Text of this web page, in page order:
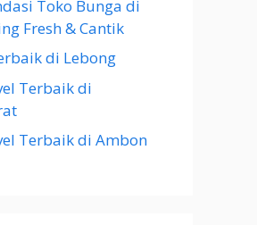
Toko Bunga di
Fresh & Cantik
di Lebong
Terbaik di
Terbaik di Ambon